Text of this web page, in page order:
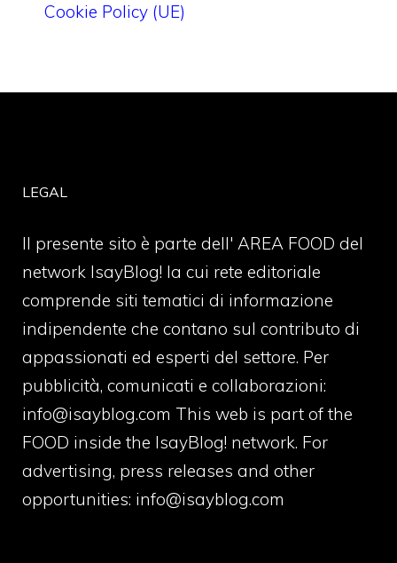
Cookie Policy (UE)
LEGAL
Il presente sito è parte dell' AREA FOOD del
network IsayBlog! la cui rete editoriale
comprende siti tematici di informazione
indipendente che contano sul contributo di
appassionati ed esperti del settore. Per
pubblicità, comunicati e collaborazioni:
info@isayblog.com This web is part of the
FOOD inside the IsayBlog! network. For
advertising, press releases and other
opportunities: info@isayblog.com